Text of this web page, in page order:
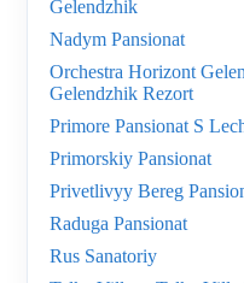
Gelendzhik
Nadym Pansionat
Orchestra Horizont
Gelendzhik Rezort
Primore Pansionat S
Primorskiy Pansionat
Privetlivyy Bereg
Raduga Pansionat
Rus Sanatoriy